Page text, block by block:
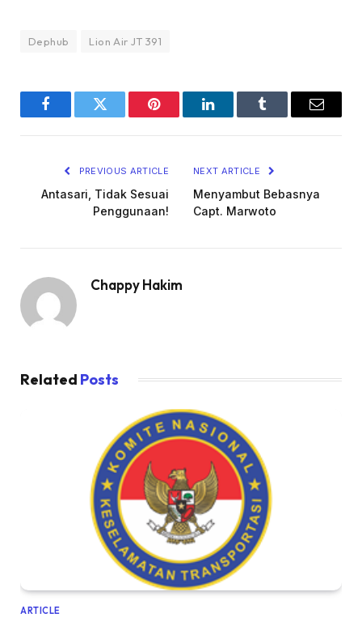
Dephub Lion Air JT 391
FacebookTwitter Pinterest LinkedInTumblr Email
PREVIOUS ARTICLE
Antasari, Tidak Sesuai
Penggunaan!
NEXT ARTICLE
Menyambut Bebasnya
Capt. Marwoto
Chappy Hakim
Related Posts
ARTICLE